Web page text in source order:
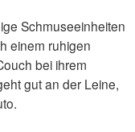
Schmuseeinheiten
einem ruhigen
bei ihrem
gut an der Leine,